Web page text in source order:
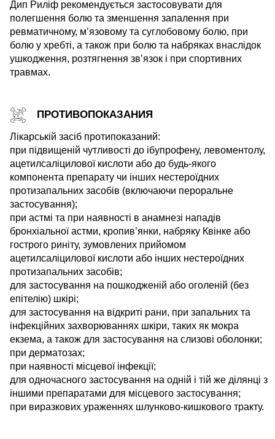
Дип Риліф рекомендується застосовувати для
полегшення болю та зменшення запалення при
ревматичному, м’язовому та суглобовому болю, при
болю у хребті, а також при болю та набряках внаслідок
ушкодження, розтягнення зв’язок і при спортивних
травмах.
ПРОТИВОПОКАЗАНИЯ
Лікарській засіб протипоказаний:
при підвищеній чутливості до ібупрофену, левоментолу,
ацетилсаліцилової кислоти або до будь-якого
компонента препарату чи інших нестероїдних
протизапальних засобів (включаючи пероральне
застосування);
при астмі та при наявності в анамнезі нападів
бронхіальної астми, кропив’янки, набряку Квінке або
гострого риніту, зумовлених прийомом
ацетилсаліцилової кислоти або інших нестероїдних
протизапальних засобів;
для застосування на пошкодженій або оголеній (без
епітелію) шкірі;
для застосування на відкриті рани, при запальних та
інфекційних захворюваннях шкіри, таких як мокра
екзема, а також для застосування на слизові оболонки;
при дерматозах;
при наявності місцевої інфекції;
для одночасного застосування на одній і тій же ділянці з
іншими препаратами для місцевого застосування;
при виразкових ураженнях шлунково-кишкового тракту.